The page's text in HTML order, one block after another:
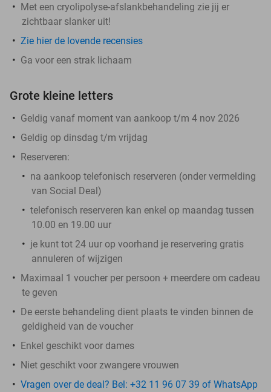
Met een cryolipolyse-afslankbehandeling zie jij er
zichtbaar slanker uit!
Zie hier de lovende recensies
Ga voor een strak lichaam
Grote kleine letters
Geldig vanaf moment van aankoop t/m 4 nov 2026
Geldig op dinsdag t/m vrijdag
Reserveren:
na aankoop telefonisch reserveren (onder vermelding
van Social Deal)
telefonisch reserveren kan enkel op maandag tussen
10.00 en 19.00 uur
je kunt tot 24 uur op voorhand je reservering gratis
annuleren of wijzigen
Maximaal 1 voucher per persoon + meerdere om cadeau
te geven
De eerste behandeling dient plaats te vinden binnen de
geldigheid van de voucher
Enkel geschikt voor dames
Niet geschikt voor zwangere vrouwen
Vragen over de deal? Bel: +32 11 96 07 39 of WhatsApp